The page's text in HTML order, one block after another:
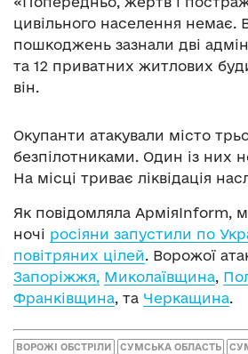
цивільного населення немає.
пошкоджень зазнали дві
та 12 приватних житлових
він.
Окупанти атакували місто
безпілотниками. Один із них
На місці триває ліквідація
Як повідомляла АрміяInform,
ночі росіяни запустили по
повітряних цілей
. Ворожої
Запоріжжя,
Миколаївщина
Франківщина , та Черкащина
ВОРОЖІ ОБСТРІЛИ СУМСЬКА ОБЛАСТЬ